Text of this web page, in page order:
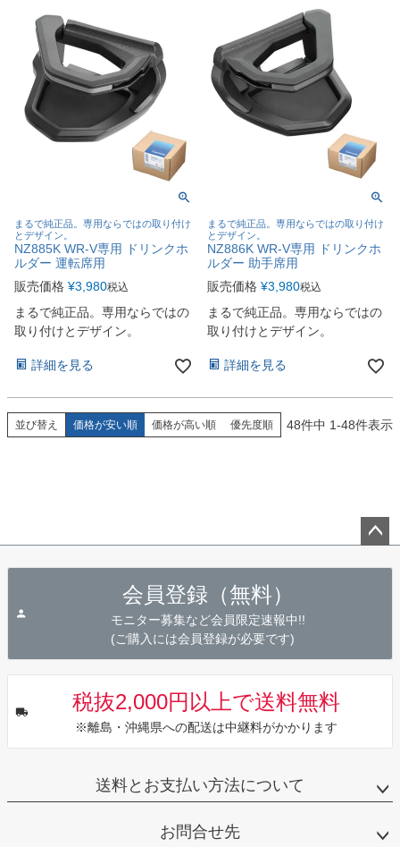
まるで純正品。専用ならではの取り付け
とデザイン。
NZ885K WR-V専用 ドリンクホ
ルダー 運転席用
販売価格 ¥3,980税込
まるで純正品。専用ならではの
取り付けとデザイン。
詳細を見る
まるで純正品。専用ならではの取り付け
とデザイン。
NZ886K WR-V専用 ドリンクホ
ルダー 助手席用
販売価格 ¥3,980税込
まるで純正品。専用ならではの
取り付けとデザイン。
詳細を見る
並び替え 価格が安い順 価格が高い順 優先度順 48件中 1-48件表示
会員登録（無料）
モニター募集など会員限定速報中!!
(ご購入には会員登録が必要です)
税抜2,000円以上で送料無料
※離島・沖縄県への配送は中継料がかかります
送料とお支払い方法について
お問合せ先